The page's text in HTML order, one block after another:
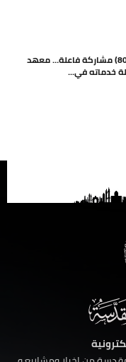
بـ(18) مشروعاً نوعياً و(80) مشاركة فاعلة… معهد
خدماته في...